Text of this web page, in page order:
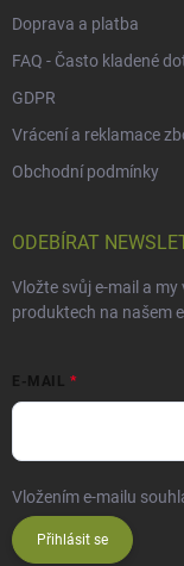
Doprava a platba
FAQ - Často kladené
GDPR
Vrácení a reklamace
Obchodní podmínky
ODEBÍRAT
Vložte svůj e-mail a
produktech na našem
E-MAIL
Vložením e-mailu
Přihlásit se